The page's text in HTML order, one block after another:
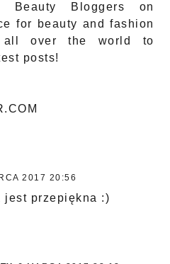
Beauty Bloggers on
for beauty and fashion
all over the world to
posts!
2017 20:56
jest przepiękna :)